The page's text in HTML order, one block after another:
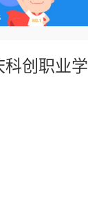
科创职业学